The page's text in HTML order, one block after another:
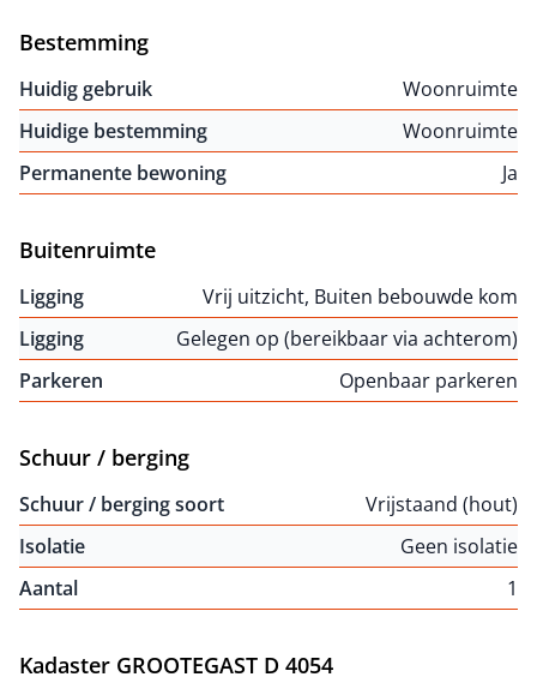
Bestemming
Huidig gebruik
Woonruimte
Huidige bestemming
Woonruimte
Permanente bewoning
Ja
Buitenruimte
Ligging
Vrij uitzicht, Buiten bebouwde kom
Ligging
Gelegen op (bereikbaar via achterom)
Parkeren
Openbaar parkeren
Schuur / berging
Schuur / berging soort
Vrijstaand (hout)
Isolatie
Geen isolatie
Aantal
1
Kadaster GROOTEGAST D 4054